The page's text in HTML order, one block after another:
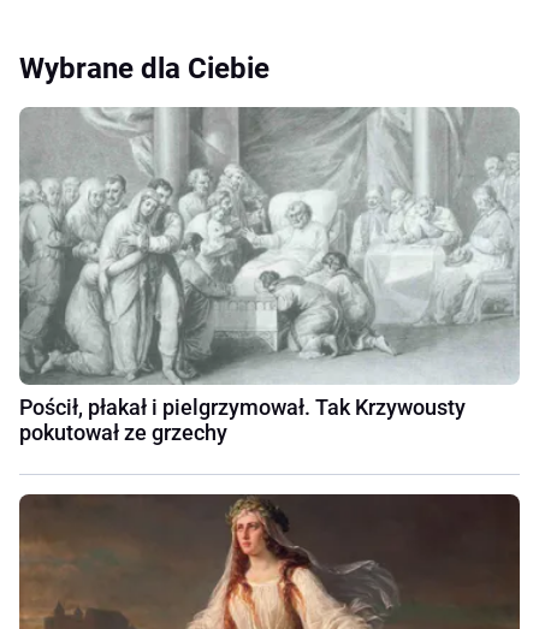
Wybrane dla Ciebie
Pościł, płakał i pielgrzymował. Tak Krzywousty
pokutował ze grzechy